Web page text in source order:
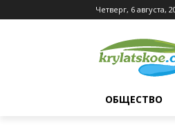
Четверг, 6 августа,
ОБЩЕСТВО